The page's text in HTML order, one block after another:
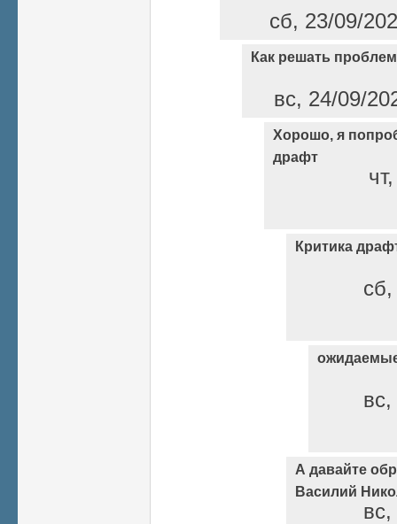
сб, 23/09/
Как решать
вс, 24/09/
Хорошо, я
драфт
Критика
А давайте
Василий